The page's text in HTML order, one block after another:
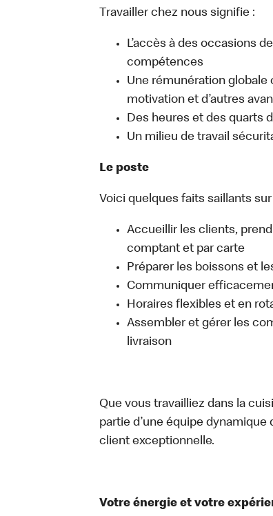
Travailler chez nous signifie :
L’accès à des occasions
compétences
Une rémunération
motivation et d’autres
Des heures et des quarts
Un milieu de travail
Le poste
Voici quelques faits saillants
Accueillir les clients,
comptant et par carte
Préparer les boissons et
Communiquer
Horaires flexibles et en
Assembler et gérer les
livraison
Que vous travailliez dans la
partie d’une équipe
client exceptionnelle.
Votre énergie et votre